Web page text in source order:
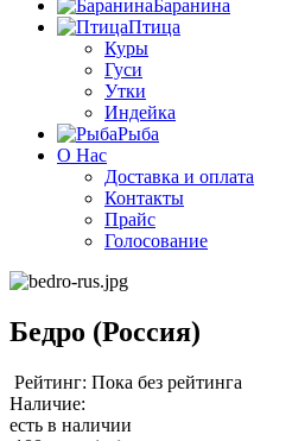
Баранина
Птица
Куры
Гуси
Утки
Индейка
Рыба
О Нас
Доставка и оплата
Контакты
Прайс
Голосование
Бедро (Россия)
Рейтинг: Пока без рейтинга
Наличие:
есть в наличии